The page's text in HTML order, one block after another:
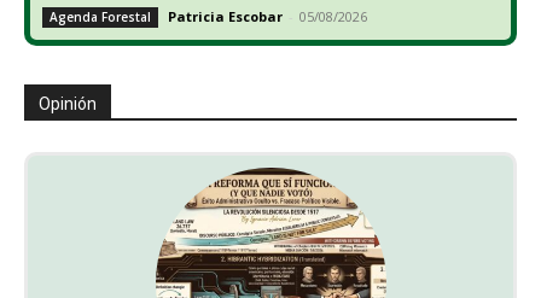
Agenda Forestal Patricia Escobar - 05/08/2026
Opinión